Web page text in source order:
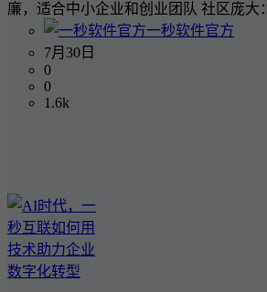
廉，适合中小企业和创业团队 社区庞
一秒软件官方
7月30日
0
0
1.6k